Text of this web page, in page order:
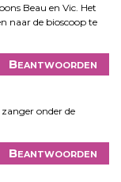
Beau en Vic. Het
naar de bioscoop te
Beantwoorden
zanger onder de
Beantwoorden